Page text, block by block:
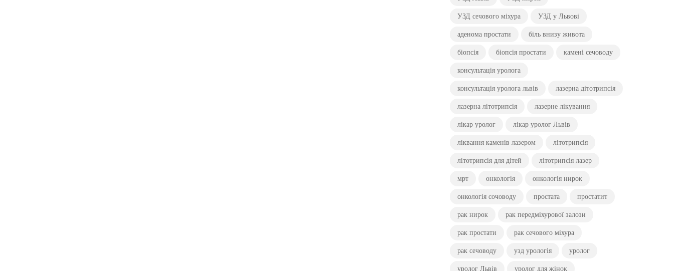
УЗД сечового міхура УЗД у Львові
аденома простати біль внизу живота
біопсія біопсія простати камені сечоводу
консультація уролога
консультація уролога львів лазерна дітотрипсія
лазерна літотрипсія лазерне лікування
лікар уролог лікар уролог Львів
ліквання каменів лазером літотрипсія
літотрипсія для дітей літотрипсія лазер
мрт онкологія онкологія нирок
онкологія сочоводу простата простатит
рак нирок рак передміхурової залози
рак простати рак сечового міхура
рак сечоводу узд урологія уролог
уролог Львів уролог для жінок